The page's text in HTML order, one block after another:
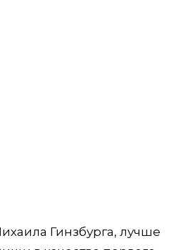
Гинзбурга, лучше